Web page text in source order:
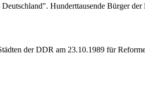
Hunderttausende Bürger
der DDR am 23.10.1989 für